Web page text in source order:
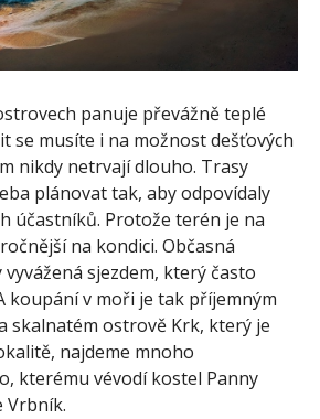
panuje převážně teplé
se musíte i na možnost dešťových
nikdy netrvají dlouho. Trasy
plánovat tak, aby odpovídaly
účastníků. Protože terén je na
na kondici. Občasná
sjezdem, který často
koupání v moři je tak příjemným
skalnatém ostrově Krk, který je
najdeme mnoho
kterému vévodí kostel Panny
Vrbník.